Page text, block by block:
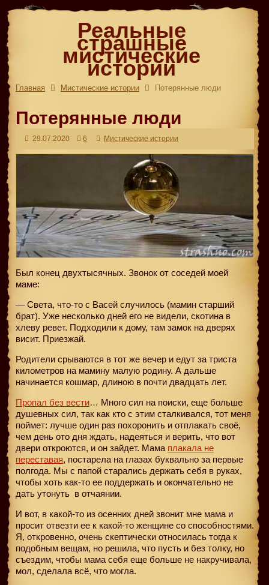
Реальные
страшные
мистические
истории
Главная Мистические истории Потерянные люди
Потерянные люди
29.07.2020 6 Мистические истории
Был конец двухтысячных. Звонок от соседей моей
маме:
— Света, что-то с Васей случилось (мамин старший
брат). Уже несколько дней его не видели, скотина в
хлеву ревет. Подходили к дому, там замок на дверях
висит. Приезжай.
Родители срываются в тот же вечер и едут за триста
километров на мамину малую родину. А дальше
начинается кошмар, длиною в почти двадцать лет.
Пропал без вести… Много сил на поиски, еще больше
душевных сил, так как кто с этим сталкивался, тот меня
поймет: лучше один раз похоронить и отплакать своё,
чем день ото дня ждать, надеяться и верить, что вот
двери откроются, и он зайдет. Мама плакала не
переставая, постарела на глазах буквально за первые
полгода. Мы с папой старались держать себя в руках,
чтобы хоть как-то ее поддержать и окончательно не
дать утонуть в отчаянии.
И вот, в какой-то из осенних дней звонит мне мама и
просит отвезти ее к какой-то женщине со способностями.
Я, откровенно, очень скептически относилась тогда к
подобным вещам, но решила, что пусть и без толку, но
съездим, чтобы мама себя еще больше не накручивала,
мол, сделала всё, что могла.